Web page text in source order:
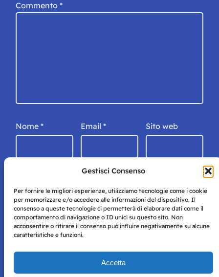
Gestisci Consenso
Per fornire le migliori esperienze, utilizziamo tecnologie come i cookie
per memorizzare e/o accedere alle informazioni del dispositivo. Il
consenso a queste tecnologie ci permetterà di elaborare dati come il
comportamento di navigazione o ID unici su questo sito. Non
acconsentire o ritirare il consenso può influire negativamente su alcune
caratteristiche e funzioni.
Accetta
Commento *
Nome * Email * Sito web
Storie di Napoli è una testata registrata presso il tribunale di